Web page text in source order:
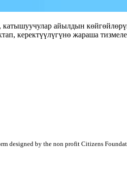
айылдын
керектүүлүгүнө жараша
designed by the non profit Citizens